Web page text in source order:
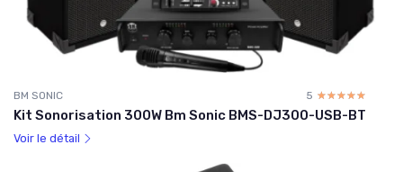
BM SONIC 5 ☆☆☆☆☆
★★★★★
Kit Sonorisation 300W Bm Sonic BMS-DJ300-USB-BT
Voir le détail